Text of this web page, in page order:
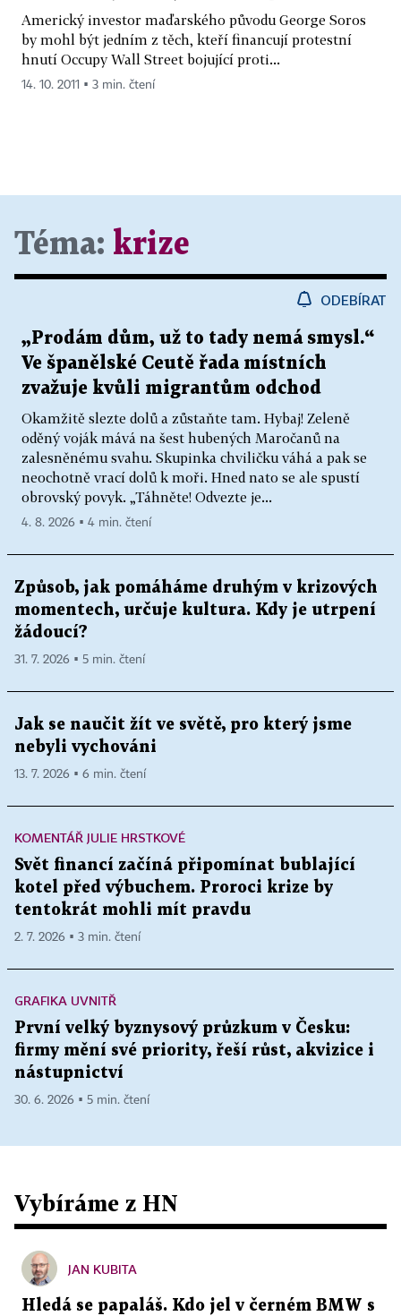
Americký investor maďarského původu George Soros
by mohl být jedním z těch, kteří financují protestní
hnutí Occupy Wall Street bojující proti...
14. 10. 2011 ▪ 3 min. čtení
Téma: krize
ODEBÍRAT
„Prodám dům, už to tady nemá smysl.“
Ve španělské Ceutě řada místních
zvažuje kvůli migrantům odchod
Okamžitě slezte dolů a zůstaňte tam. Hybaj! Zeleně
oděný voják mává na šest hubených Maročanů na
zalesněnému svahu. Skupinka chviličku váhá a pak se
neochotně vrací dolů k moři. Hned nato se ale spustí
obrovský povyk. „Táhněte! Odvezte je...
4. 8. 2026 ▪ 4 min. čtení
Způsob, jak pomáháme druhým v krizových
momentech, určuje kultura. Kdy je utrpení
žádoucí?
31. 7. 2026 ▪ 5 min. čtení
Jak se naučit žít ve světě, pro který jsme
nebyli vychováni
13. 7. 2026 ▪ 6 min. čtení
KOMENTÁŘ JULIE HRSTKOVÉ
Svět financí začíná připomínat bublající
kotel před výbuchem. Proroci krize by
tentokrát mohli mít pravdu
2. 7. 2026 ▪ 3 min. čtení
GRAFIKA UVNITŘ
První velký byznysový průzkum v Česku:
firmy mění své priority, řeší růst, akvizice i
nástupnictví
30. 6. 2026 ▪ 5 min. čtení
Vybíráme z HN
JAN KUBITA
Hledá se papaláš. Kdo jel v černém BMW s